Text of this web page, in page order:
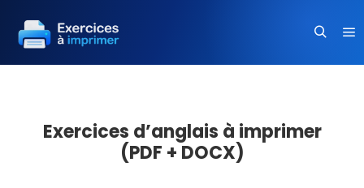
Exercices d’anglais à imprimer
(PDF + DOCX)